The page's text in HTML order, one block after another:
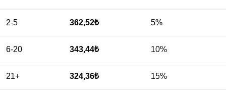
2-5 362,52₺ 5%
6-20 343,44₺ 10%
21+ 324,36₺ 15%